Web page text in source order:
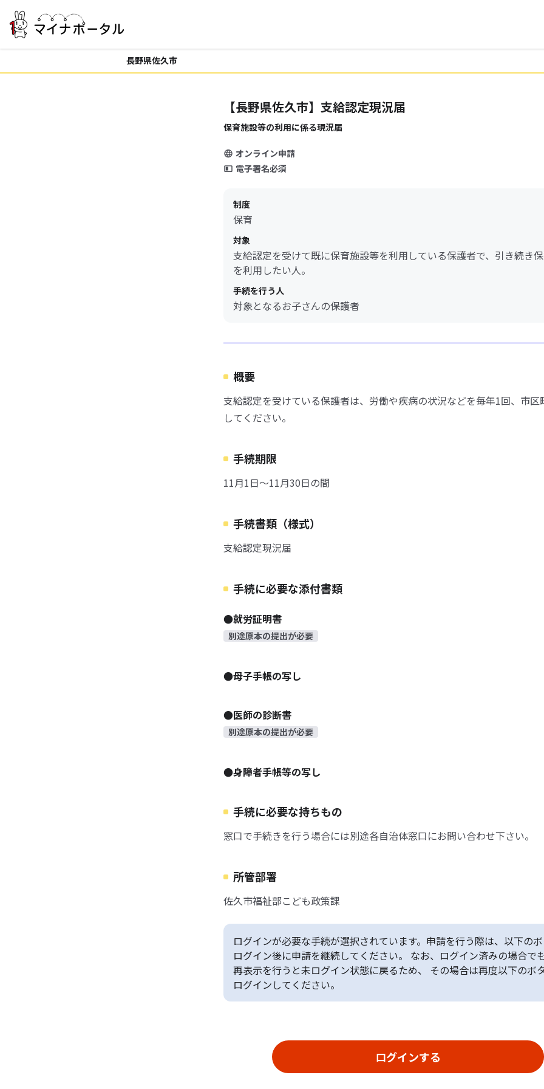
長野県佐久市
【長野県佐久市】支給認定現況届
保育施設等の利用に係る現況届
オンライン申請
電子署名必須
制度
保育
対象
支給認定を受けて既に保育施設等を利用している保護者で、引き続き
を利用したい人。
手続を行う人
対象となるお子さんの保護者
概要
支給認定を受けている保護者は、労働や疾病の状況などを毎年1回、市区
してください。
手続期限
11月1日～11月30日の間
手続書類（様式）
支給認定現況届
手続に必要な添付書類
●就労証明書
別途原本の提出が必要
●母子手帳の写し
●医師の診断書
別途原本の提出が必要
●身障者手帳等の写し
手続に必要な持ちもの
窓口で手続きを行う場合には別途各自治体窓口にお問い合わせ下さい。
所管部署
佐久市福祉部こども政策課
ログインが必要な手続が選択されています。申請を行う際は、以下の
ログイン後に申請を継続してください。 なお、ログイン済みの場合で
再表示を行うと未ログイン状態に戻るため、 その場合は再度以下のボ
ログインしてください。